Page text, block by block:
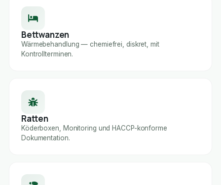
Bettwanzen
Wärmebehandlung — chemiefrei, diskret, mit
Kontrollterminen.
Ratten
Köderboxen, Monitoring und HACCP-konforme
Dokumentation.